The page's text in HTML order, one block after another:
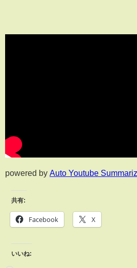
powered by Auto Youtube
共有:
Facebook X
いいね: